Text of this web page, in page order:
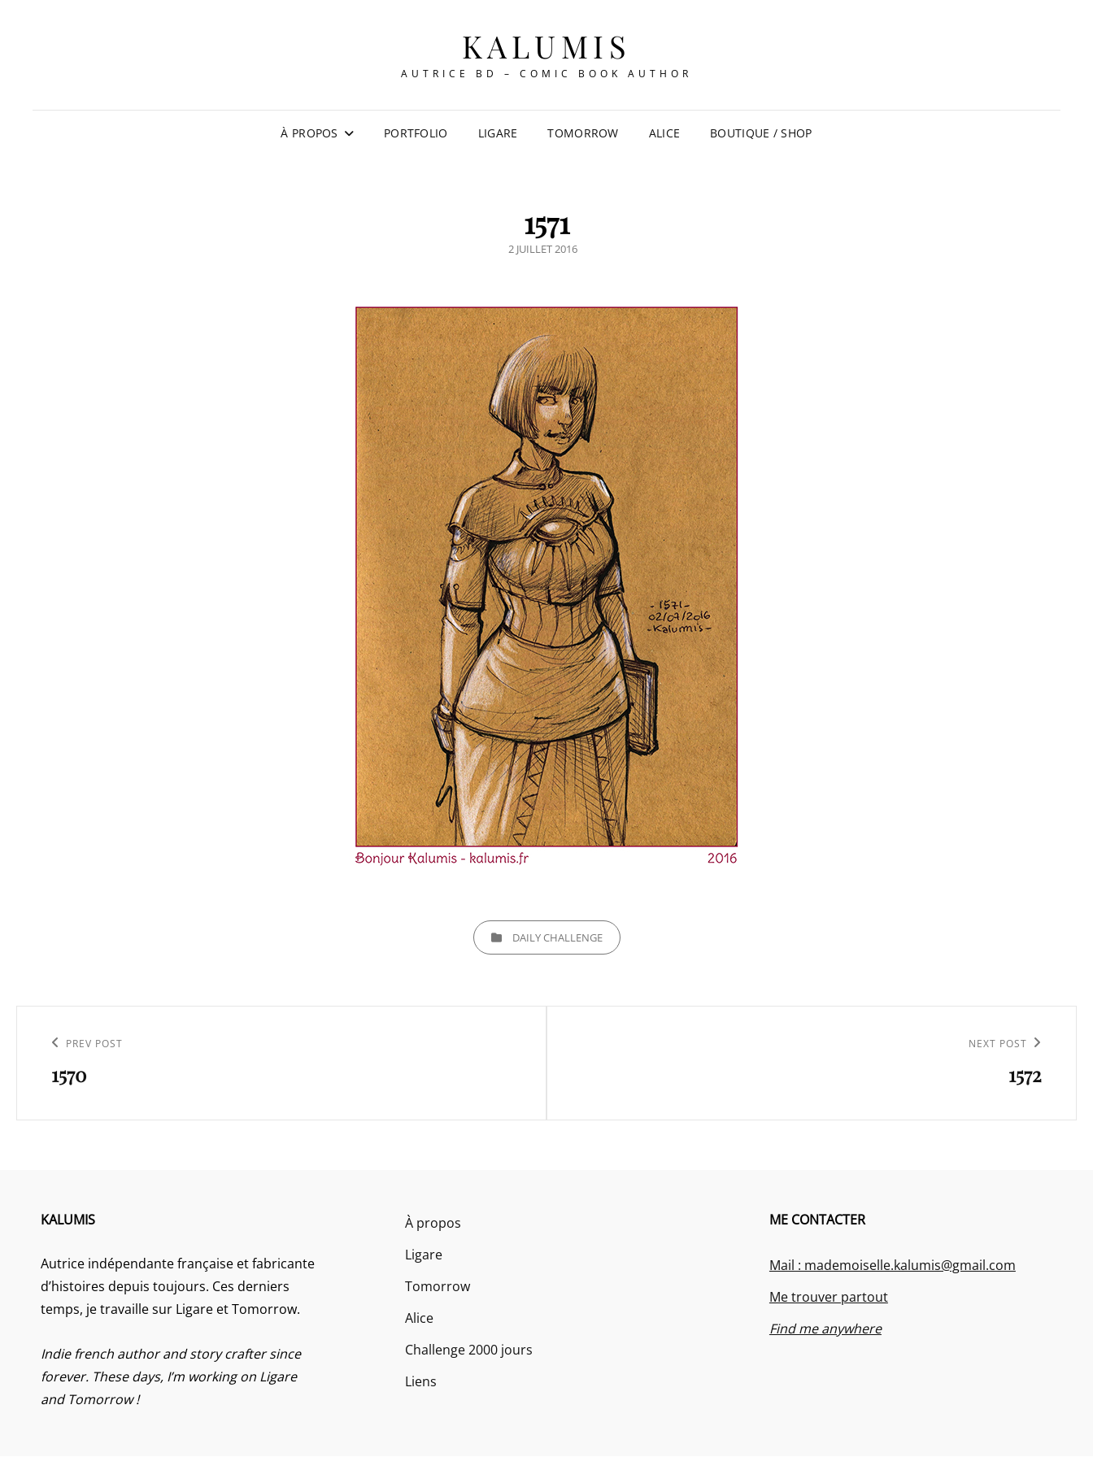
KALUMIS
AUTRICE BD – COMIC BOOK AUTHOR
À PROPOS PORTFOLIO LIGARE TOMORROW ALICE BOUTIQUE / SHOP
1571
POSTED
2 JUILLET 2016
CATEGORIESDAILY CHALLENGE
l’article
Previous
Post
PREV POST
1570
NEXT POST
1572
KALUMIS
Autrice indépendante française et fabricante
d’histoires depuis toujours. Ces derniers
temps, je travaille sur Ligare et Tomorrow.
Indie french author and story crafter since
forever. These days, I’m working on Ligare
and Tomorrow !
À propos
Ligare
Tomorrow
Alice
Challenge 2000 jours
Liens
ME CONTACTER
Mail : mademoiselle.kalumis@gmail.com
Me trouver partout
Find me anywhere